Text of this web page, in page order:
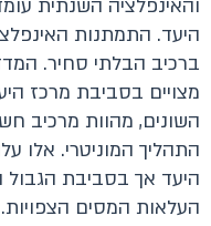
היעד. התמתנות
ברכיב הבלתי סחיר.
מצויים בסביבת מרכז
השונים, מהוות מרכיב
התהליך המוניטרי. אלו
היעד אך בסביבת הגבול
העלאות המסים הצפויות.